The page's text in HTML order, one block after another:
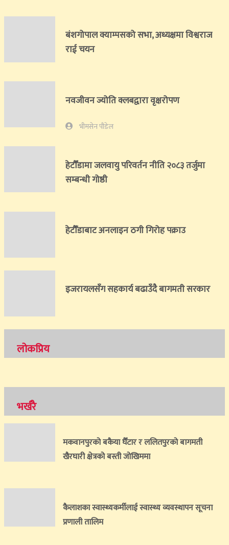
बंशगोपाल क्याम्पसको सभा, अध्यक्षमा विश्वराज
राई चयन
नवजीवन ज्योति क्लबद्वारा वृक्षरोपण
भीमसेन पौडेल
हेटाैँडामा जलवायु परिवर्तन नीति २०८३ तर्जुमा
सम्बन्धी गोष्ठी
हेटौँडाबाट अनलाइन ठगी गिरोह पक्राउ
इजरायलसँग सहकार्य बढाउँदै बागमती सरकार
लोकप्रिय
भर्खरै
मकवानपुरको बकैया घैँटार र ललितपुरको बागमती
खैरघारी क्षेत्रको बस्ती जोखिममा
कैलाशका स्वास्थ्यकर्मीलाई स्वास्थ्य व्यवस्थापन सूचना
प्रणाली तालिम